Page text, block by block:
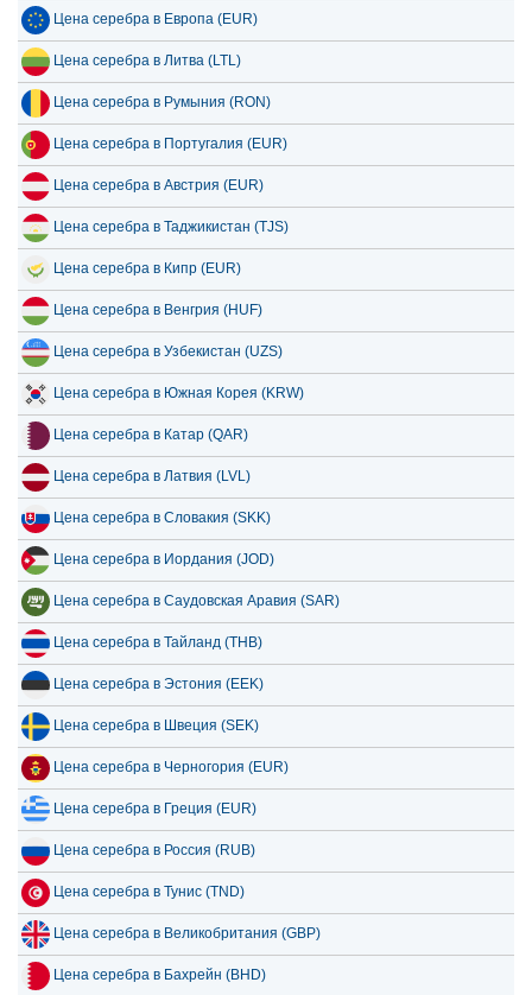
Цена серебра в Европа (EUR)
Цена серебра в Литва (LTL)
Цена серебра в Румыния (RON)
Цена серебра в Португалия (EUR)
Цена серебра в Австрия (EUR)
Цена серебра в Таджикистан (TJS)
Цена серебра в Кипр (EUR)
Цена серебра в Венгрия (HUF)
Цена серебра в Узбекистан (UZS)
Цена серебра в Южная Корея (KRW)
Цена серебра в Катар (QAR)
Цена серебра в Латвия (LVL)
Цена серебра в Словакия (SKK)
Цена серебра в Иордания (JOD)
Цена серебра в Саудовская Аравия (SAR)
Цена серебра в Тайланд (THB)
Цена серебра в Эстония (EEK)
Цена серебра в Швеция (SEK)
Цена серебра в Черногория (EUR)
Цена серебра в Греция (EUR)
Цена серебра в Россия (RUB)
Цена серебра в Тунис (TND)
Цена серебра в Великобритания (GBP)
Цена серебра в Бахрейн (BHD)